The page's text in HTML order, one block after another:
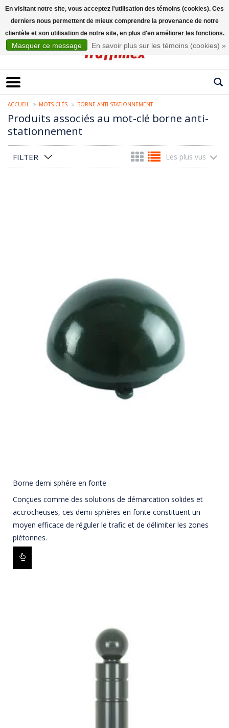
ACCUEIL MOTS-CLÉS BORNE ANTI-STATIONNEMENT
Produits associés au mot-clé borne anti-
stationnement
FILTER Les plus vus
Borne demi sphére en fonte
Conçues comme des solutions de démarcation solides et
accrocheuses, ces demi-sphères en fonte constituent un
moyen efficace de réguler le trafic et de délimiter les zones
piétonnes.
En visitant notre site, vous acceptez l'utilisation des témoins (cookies). Ces
derniers nous permettent de mieux comprendre la provenance de notre
clientèle et son utilisation de notre site, en plus d'en améliorer les fonctions.
Masquer ce message En savoir plus sur les témoins (cookies) »